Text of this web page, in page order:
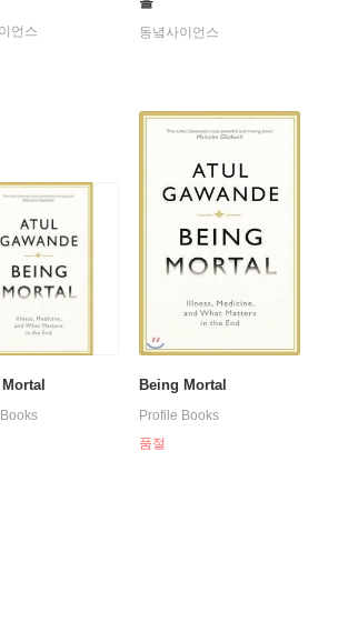
언스
동녘사이언스
Being Mortal
Profile Books
품절